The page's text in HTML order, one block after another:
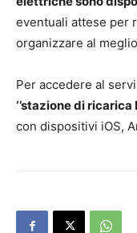
eventuali attese per
organizzare al
Per accedere al
‘’stazione di ricarica
con dispositivi iOS,